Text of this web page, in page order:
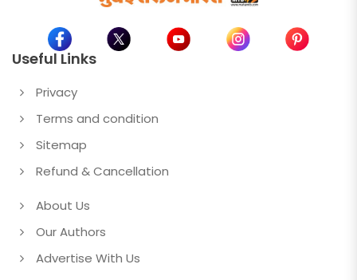
Useful Links
Privacy
Terms and condition
Sitemap
Refund & Cancellation
About Us
Our Authors
Advertise With Us